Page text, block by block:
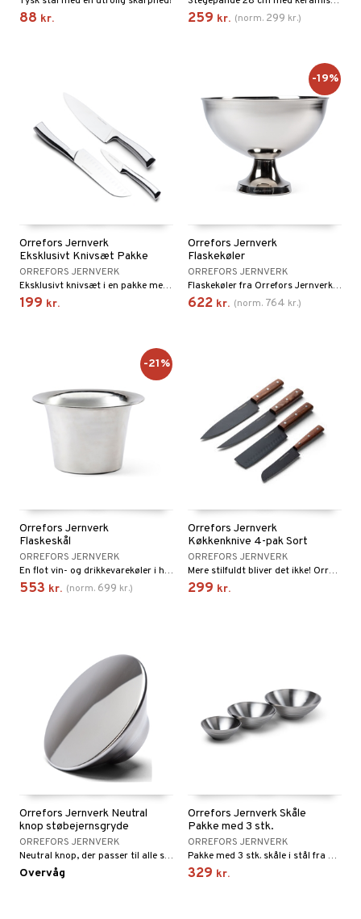
88 kr. 259 kr. (norm. 299 kr.)
Orrefors Jernverk
Eksklusivt Knivsæt Pakke
ORREFORS JERNVERK
Eksklusivt knivsæt i en pakke med 3 stk. fra Orrefors Jernverk.
199 kr.
Orrefors Jernverk
Flaskekøler
ORREFORS JERNVERK
Flaskekøler fra Orrefors Jernverk i medium størrelse med plads til 2-3 flasker.
622 kr. (norm. 764 kr.)
-19%
Orrefors Jernverk
Flaskeskål
ORREFORS JERNVERK
En flot vin- og drikkevarekøler i højblankt aluminium fra Orrefors Jernverk.
553 kr. (norm. 699 kr.)
-21%
Orrefors Jernverk
Køkkenknive 4-pak Sort
ORREFORS JERNVERK
Mere stilfuldt bliver det ikke! Orrefors Jernverks knive har et unikt design med sorte knivblade og mørke træhåndtag af dyrket rosentræ.
299 kr.
Orrefors Jernverk Neutral
knop støbejernsgryde
ORREFORS JERNVERK
Neutral knop, der passer til alle støbejernsgryder fra Orrefors Jernverk.
Overvåg
Orrefors Jernverk Skåle
Pakke med 3 stk.
ORREFORS JERNVERK
Pakke med 3 stk. skåle i stål fra Orrefors Jernverk.
329 kr.